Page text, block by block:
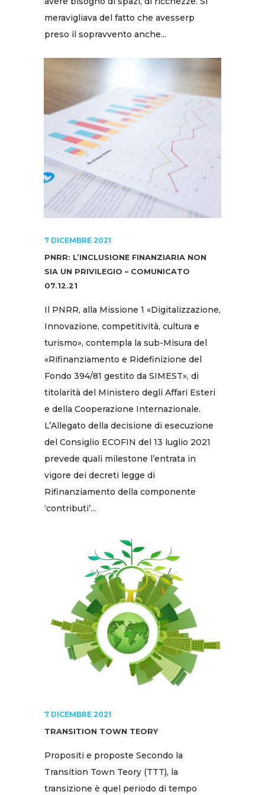
meravigliava del fatto che avesserp
preso il sopravvento anche...
7 DICEMBRE 2021
PNRR: L’INCLUSIONE FINANZIARIA NON
SIA UN PRIVILEGIO – COMUNICATO
07.12.21
Il PNRR, alla Missione 1 «Digitalizzazione,
Innovazione, competitività, cultura e
turismo», contempla la sub-Misura del
«Rifinanziamento e Ridefinizione del
Fondo 394/81 gestito da SIMEST», di
titolarità del Ministero degli Affari Esteri
e della Cooperazione Internazionale.
L’Allegato della decisione di esecuzione
del Consiglio ECOFIN del 13 luglio 2021
prevede quali milestone l’entrata in
vigore dei decreti legge di
Rifinanziamento della componente
‘contributi’...
7 DICEMBRE 2021
TRANSITION TOWN TEORY
Propositi e proposte Secondo la
Transition Town Teory (TTT), la
transizione è quel periodo di tempo